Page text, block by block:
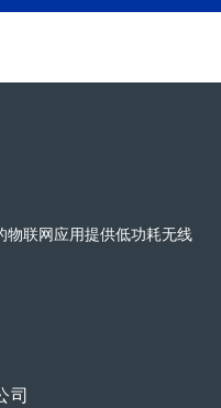
联网应用提供低功耗无线
司